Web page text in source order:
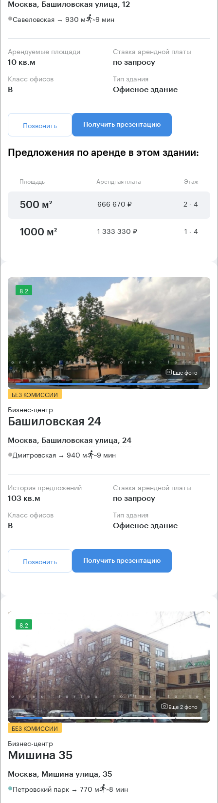
Москва, Башиловская улица, 12
Савеловская → 930 м ~9 мин
Арендуемые площади
10 кв.м
Ставка арендной платы
по запросу
Класс офисов
B
Тип здания
Офисное здание
Позвонить Получить презентацию
Предложения по аренде в этом здании:
Площадь Арендная плата Этаж
500 м² 666 670 ₽ 2 - 4
1000 м² 1 333 330 ₽ 1 - 4
8.2
Еще фото
БЕЗ КОМИССИИ
Бизнес-центр
Башиловская 24
Москва, Башиловская улица, 24
Дмитровская → 940 м ~9 мин
История предложений
103 кв.м
Ставка арендной платы
по запросу
Класс офисов
B
Тип здания
Офисное здание
Позвонить Получить презентацию
8.2
Еще 2 фото
БЕЗ КОМИССИИ
Бизнес-центр
Мишина 35
Москва, Мишина улица, 35
Петровский парк → 770 м ~8 мин